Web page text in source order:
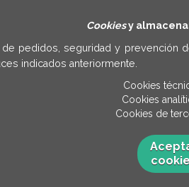
Cookiesy
pedidos, seguridad y prevención
indicados anteriormente.
Cookies
Cookies
Cookies de